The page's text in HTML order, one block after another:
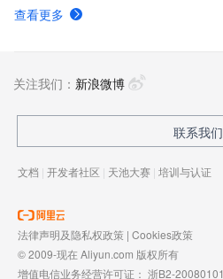
查看更多
关注我们： 新浪微博
联系我们
文档 | 开发者社区 | 天池大赛 | 培训与认证
法律声明及隐私权政策 | Cookies政策
© 2009-现在 Aliyun.com 版权所有
增值电信业务经营许可证： 浙B2-20080101